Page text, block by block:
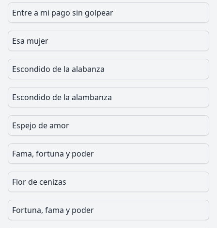
Entre a mi pago sin golpear
Esa mujer
Escondido de la alabanza
Escondido de la alambanza
Espejo de amor
Fama, fortuna y poder
Flor de cenizas
Fortuna, fama y poder